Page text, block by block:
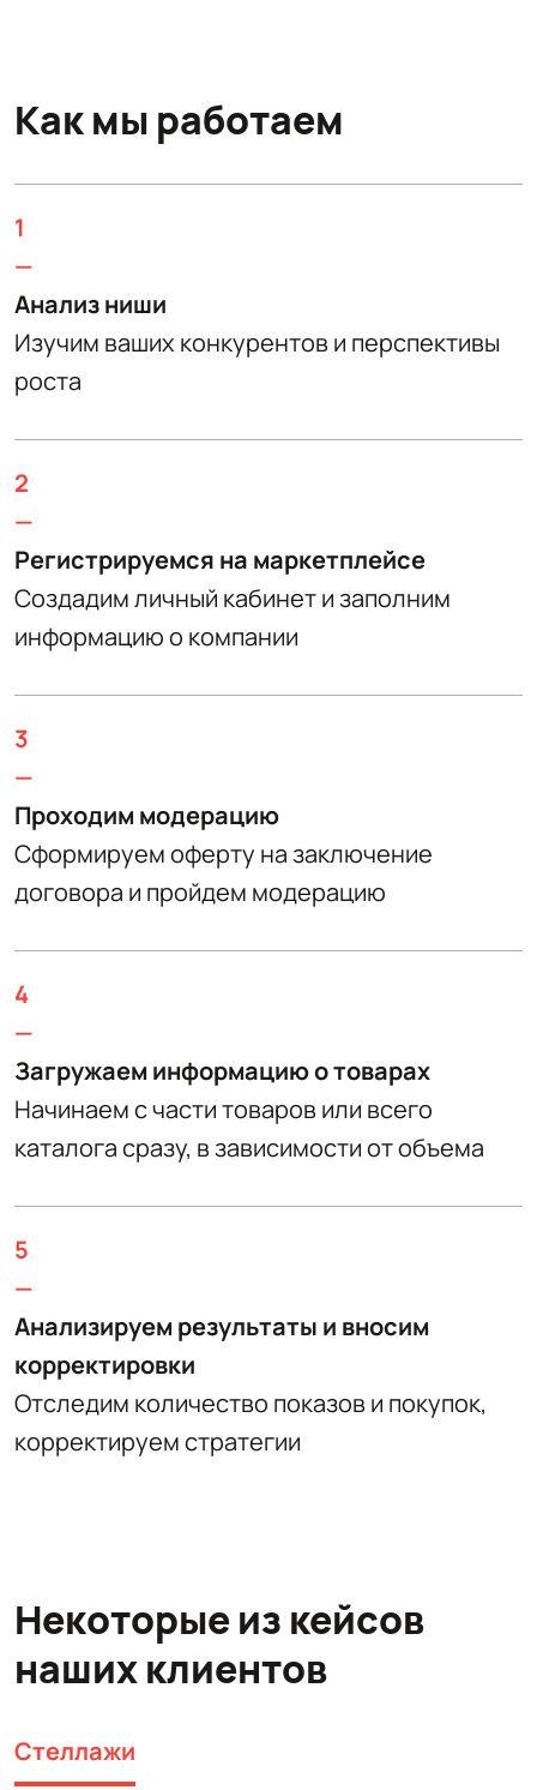
Как мы работаем
1
—
Анализ ниши
Изучим ваших конкурентов и перспективы
роста
2
—
Регистрируемся на маркетплейсе
Создадим личный кабинет и заполним
информацию о компании
3
—
Проходим модерацию
Сформируем оферту на заключение
договора и пройдем модерацию
4
—
Загружаем информацию о товарах
Начинаем с части товаров или всего
каталога сразу, в зависимости от объема
5
—
Анализируем результаты и вносим
корректировки
Отследим количество показов и покупок,
корректируем стратегии
Некоторые из кейсов
наших клиентов
Стеллажи